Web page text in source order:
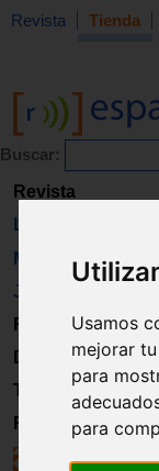
Usamos
mejorar
para
para
Revista Tienda
Buscar:
Revista
Libros
Material
Juguetes
Formación
Directorio
Trabajo
Registro